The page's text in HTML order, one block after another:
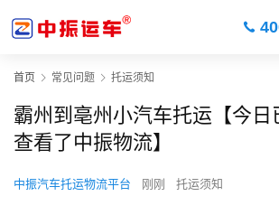
首页 常见问题 托运须知
霸州到亳州小汽车托运【今
查看了中振物流】
中振汽车托运物流平台 刚刚 托运须知